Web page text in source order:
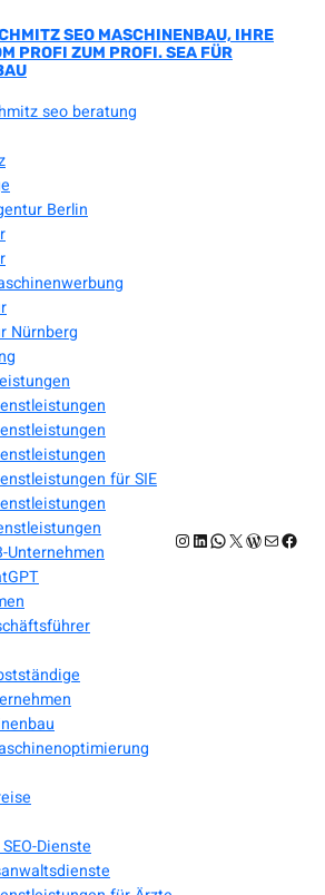
SEO MASCHINENBAU, IHRE
PROFI ZUM PROFI. SEA FÜR
seo beratung
Berlin
Nürnberg
für SIE
Unternehmen
Dienste
Instagram
LinkedIn
WhatsApp
X E-Mail